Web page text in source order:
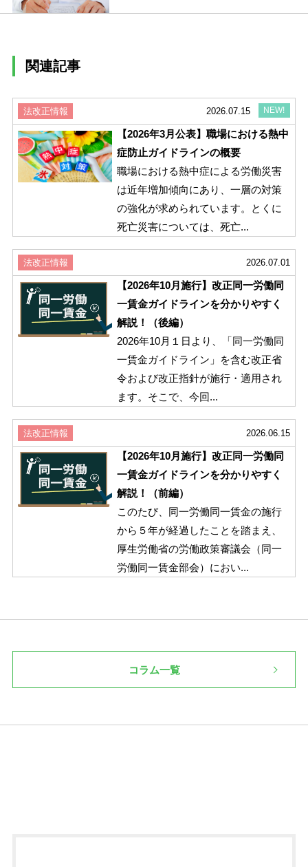
関連記事
法改正情報 NEW!
2026.07.15
【2026年3月公表】職場における熱中
症防止ガイドラインの概要
職場における熱中症による労働災害
は近年増加傾向にあり、一層の対策
の強化が求められています。とくに
死亡災害については、死亡...
法改正情報 2026.07.01
【2026年10月施行】改正同一労働同
一賃金ガイドラインを分かりやすく
解説！（後編）
2026年10月１日より、「同一労働同
一賃金ガイドライン」を含む改正省
令および改正指針が施行・適用され
ます。そこで、今回...
法改正情報 2026.06.15
【2026年10月施行】改正同一労働同
一賃金ガイドラインを分かりやすく
解説！（前編）
このたび、同一労働同一賃金の施行
から５年が経過したことを踏まえ、
厚生労働省の労働政策審議会（同一
労働同一賃金部会）におい...
コラム一覧